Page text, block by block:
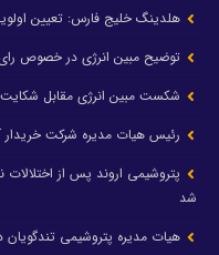
هلدینگ خلیج فارس: تعیین
توضیح مبین انرژی در خصوص
شکست مبین انرژی مقابل
رئیس هیات مدیره شرکت خریدار
شد
هیات مدیره پتروشیمی